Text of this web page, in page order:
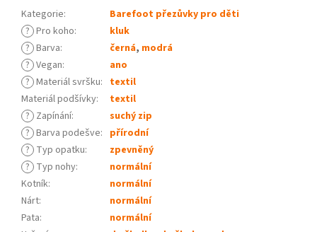
Kategorie:
Barefoot přezůvky pro děti
? Pro koho:
kluk
? Barva: černá, modrá
? Vegan:
ano
? Materiál svršku: textil
Materiál podšívky:
textil
? Zapínání:
suchý zip
? Barva podešve: přírodní
? Typ opatku:
zpevněný
? Typ nohy:
normální
Kotník:
normální
Nárt:
normální
Pata:
normální